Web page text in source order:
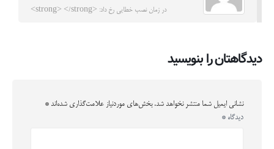
در زمان نصب خطایی رخ داد: <strong> </strong>
دیدگاهتان را بنویسید
نشانی ایمیل شما منتشر نخواهد شد. بخش‌های موردنیاز علامت‌گذاری شده‌اند *
دیدگاه *